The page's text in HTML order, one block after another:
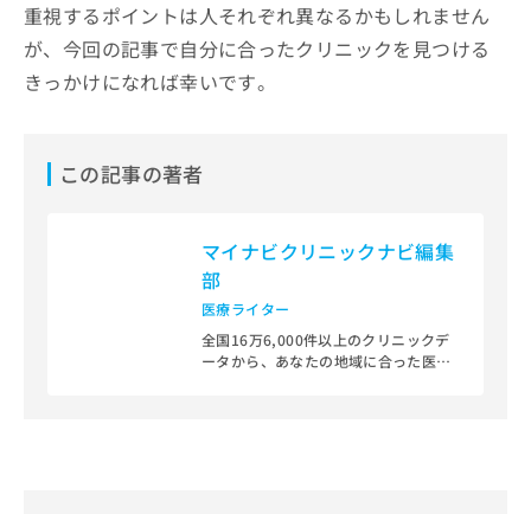
重視するポイントは人それぞれ異なるかもしれません
が、今回の記事で自分に合ったクリニックを見つける
きっかけになれば幸いです。
この記事の著者
マイナビクリニックナビ編集
部
医療ライター
全国16万6,000件以上のクリニックデ
ータから、あなたの地域に合った医療